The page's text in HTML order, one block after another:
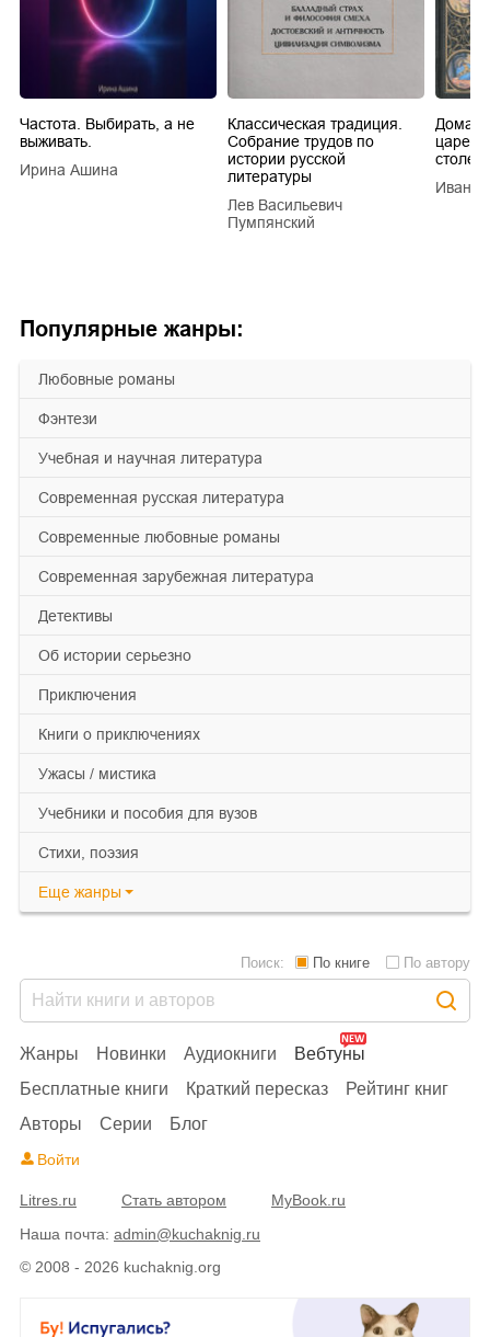
Популярные жанры:
любовные романы
фэнтези
учебная и научная литература
современная русская литература
современные любовные романы
современная зарубежная литература
детективы
об истории серьезно
приключения
книги о приключениях
ужасы / мистика
учебники и пособия для вузов
cтихи, поэзия
Еще жанры
Частота. Выбирать, а не
выживать.
Ирина Ашина
Классическая традиция.
Собрание трудов по
истории русской
литературы
Лев Васильевич
Пумпянский
царей
Иван
© 2008 - 2026 kuchaknig.org
Жанры Новинки Аудиокниги
Вебтуны
Бесплатные книги
Краткий пересказ
Рейтинг книг
Авторы
Серии Блог
Поиск: По книге По автору
Войти
Litres.ru Стать автором
MyBook.ru
Наша почта: admin@kuchaknig.ru